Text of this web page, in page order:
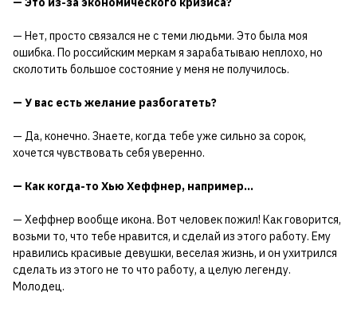
— Нет, просто связался не с теми людьми. Это была моя
ошибка. По российским меркам я зарабатываю неплохо, но
сколотить большое состояние у меня не получилось.
— У вас есть желание разбогатеть?
— Да, конечно. Знаете, когда тебе уже сильно за сорок,
хочется чувствовать себя уверенно.
— Как когда-то Хью Хеффнер, например…
— Хеффнер вообще икона. Вот человек пожил! Как говорится,
возьми то, что тебе нравится, и сделай из этого работу. Ему
нравились красивые девушки, веселая жизнь, и он ухитрился
сделать из этого не то что работу, а целую легенду.
Молодец.